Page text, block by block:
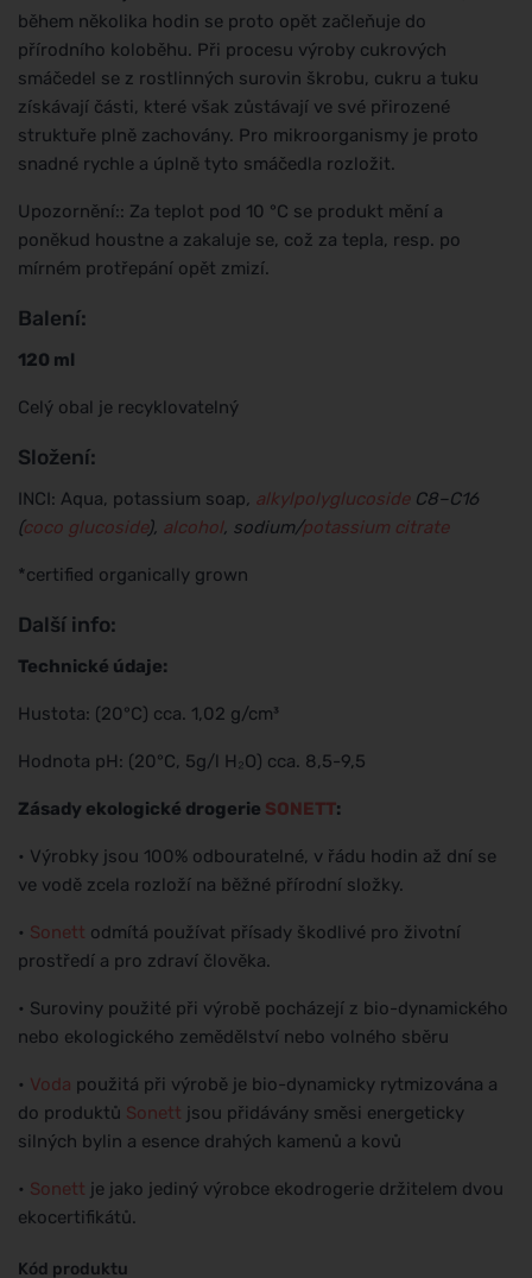
během několika hodin se proto opět začleňuje do
přírodního koloběhu. Při procesu výroby cukrových
smáčedel se z rostlinných surovin škrobu, cukru a tuku
získávají části, které však zůstávají ve své přirozené
struktuře plně zachovány. Pro mikroorganismy je proto
snadné rychle a úplně tyto smáčedla rozložit.
Upozornění:: Za teplot pod 10 °C se produkt mění a
poněkud houstne a zakaluje se, což za tepla, resp. po
mírném protřepání opět zmizí.
Balení:
120 ml
Celý obal je recyklovatelný
Složení:
INCI: Aqua, potassium soap, alkylpolyglucosideC8–C16
(coco glucoside), alcohol, sodium/potassium citrate
*certified organically grown
Další info:
Technické údaje:
Hustota: (20°C) cca. 1,02 g/cm³
Hodnota pH: (20°C, 5g/l H₂O) cca. 8,5-9,5
Zásady ekologické drogerie SONETT:
• Výrobky jsou 100% odbouratelné, v řádu hodin až dní se
ve vodě zcela rozloží na běžné přírodní složky.
• Sonett odmítá používat přísady škodlivé pro životní
prostředí a pro zdraví člověka.
• Suroviny použité při výrobě pocházejí z bio-dynamického
nebo ekologického zemědělství nebo volného sběru
• Voda použitá při výrobě je bio-dynamicky rytmizována a
do produktů Sonett jsou přidávány směsi energeticky
silných bylin a esence drahých kamenů a kovů
• Sonett je jako jediný výrobce ekodrogerie držitelem dvou
ekocertifikátů.
Kód produktu